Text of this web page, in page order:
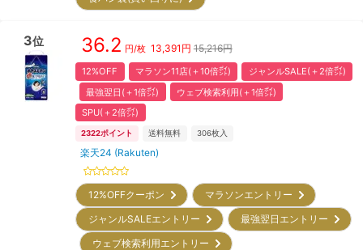
3位 36.2 円/枚 13,391 円 15,216円
12%OFF マラソン11店(＋10倍㌽)
ジャンルSALE(＋2倍㌽)
最強翌日(＋1倍㌽)
ウェブ検索利用(＋1倍㌽)
SPU(＋2倍㌽)
2322ポイント 送料無料 306枚入
楽天24 (Rakuten)
12%OFFクーポン
マラソンエントリー
ジャンルSALEエントリー
最強翌日エントリー
ウェブ検索利用エントリー